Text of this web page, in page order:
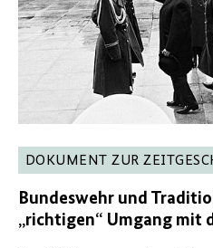
DOKUMENT ZUR
Bundeswehr und
„richtigen“ Umgang mit